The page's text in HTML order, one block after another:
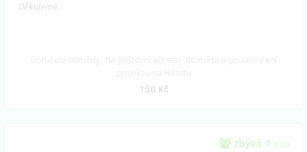
Děkujeme.
150 Kč
zbývá 1 z 20